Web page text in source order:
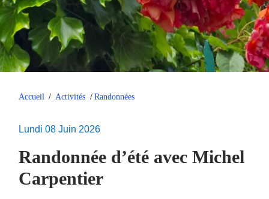
Accueil / Activités / Randonnées
Lundi 08 Juin 2026
Randonnée d’été avec Michel
Carpentier